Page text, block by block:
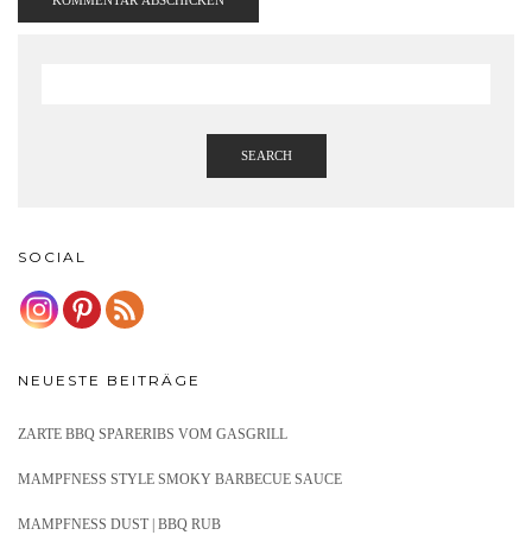
SEARCH
SOCIAL
NEUESTE BEITRÄGE
ZARTE BBQ SPARERIBS VOM GASGRILL
MAMPFNESS STYLE SMOKY BARBECUE SAUCE
MAMPFNESS DUST | BBQ RUB